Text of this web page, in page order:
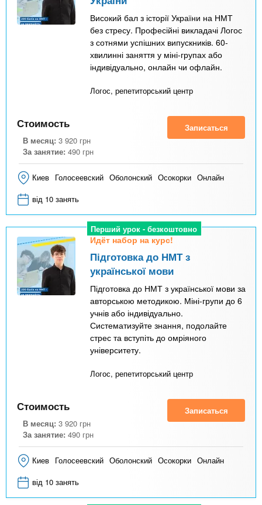
Високий бал з історії України на НМТ
без стресу. Професійні викладачі Логос
з сотнями успішних випускників. 60-
хвилинні заняття у міні-групах або
індивідуально, онлайн чи офлайн.
Логос, репетиторський центр
Стоимость
В месяц: 3 920 грн
За занятие: 490 грн
Записаться
Киев Голосеевский Оболонский Осокорки Онлайн
від 10 занять
Перший урок - безкоштовно
Идёт набор на курс!
Підготовка до НМТ з
української мови
Підготовка до НМТ з української мови за
авторською методикою. Міні-групи до 6
учнів або індивідуально.
Систематизуйте знання, подолайте
стрес та вступіть до омріяного
університету.
Логос, репетиторський центр
Стоимость
В месяц: 3 920 грн
За занятие: 490 грн
Записаться
Киев Голосеевский Оболонский Осокорки Онлайн
від 10 занять